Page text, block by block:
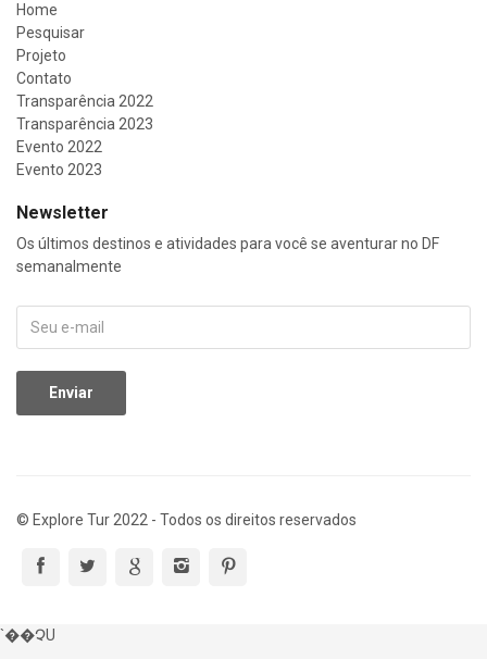
Home
Pesquisar
Projeto
Contato
Transparência 2022
Transparência 2023
Evento 2022
Evento 2023
Newsletter
Os últimos destinos e atividades para você se aventurar no DF
semanalmente
© Explore Tur 2022 - Todos os direitos reservados
`��ՉU